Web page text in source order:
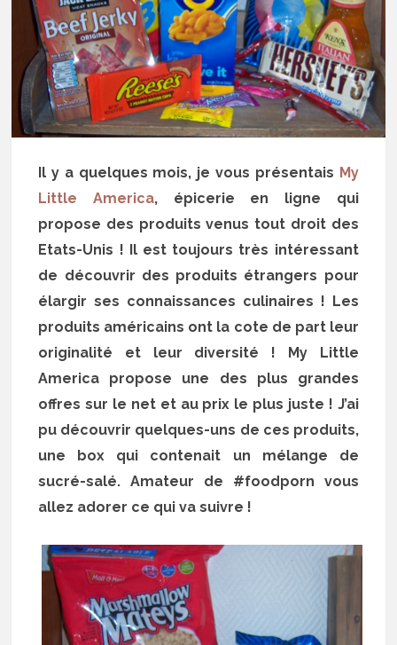
Il y a quelques mois, je vous présentais My
Little America, épicerie en ligne qui
propose des produits venus tout droit des
Etats-Unis ! Il est toujours très intéressant
de découvrir des produits étrangers pour
élargir ses connaissances culinaires ! Les
produits américains ont la cote de part leur
originalité et leur diversité ! My Little
America propose une des plus grandes
offres sur le net et au prix le plus juste ! J’ai
pu découvrir quelques-uns de ces produits,
une box qui contenait un mélange de
sucré-salé. Amateur de #foodporn vous
allez adorer ce qui va suivre !